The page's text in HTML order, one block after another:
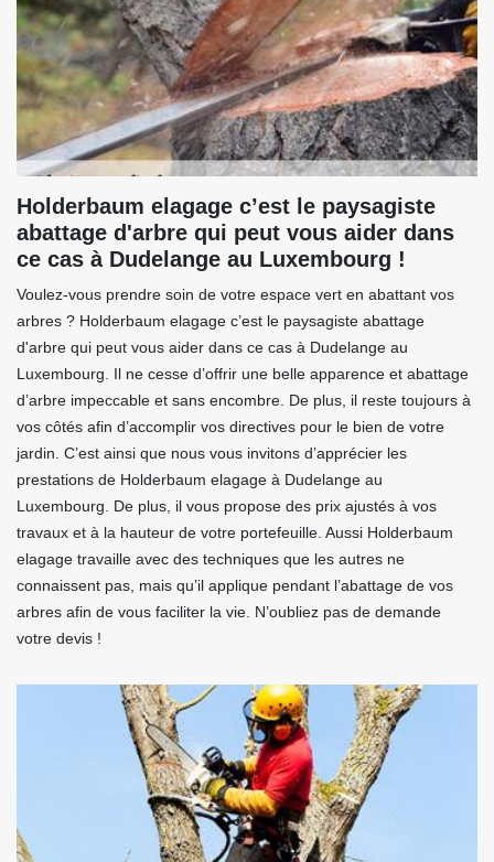
Holderbaum elagage c’est le paysagiste
abattage d'arbre qui peut vous aider dans
ce cas à Dudelange au Luxembourg !
Voulez-vous prendre soin de votre espace vert en abattant vos
arbres ? Holderbaum elagage c’est le paysagiste abattage
d'arbre qui peut vous aider dans ce cas à Dudelange au
Luxembourg. Il ne cesse d’offrir une belle apparence et abattage
d’arbre impeccable et sans encombre. De plus, il reste toujours à
vos côtés afin d’accomplir vos directives pour le bien de votre
jardin. C’est ainsi que nous vous invitons d’apprécier les
prestations de Holderbaum elagage à Dudelange au
Luxembourg. De plus, il vous propose des prix ajustés à vos
travaux et à la hauteur de votre portefeuille. Aussi Holderbaum
elagage travaille avec des techniques que les autres ne
connaissent pas, mais qu’il applique pendant l’abattage de vos
arbres afin de vous faciliter la vie. N’oubliez pas de demande
votre devis !